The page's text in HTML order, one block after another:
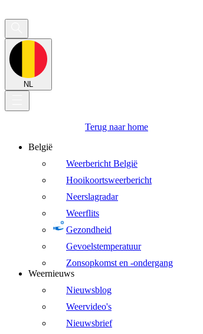
NL
Terug naar home
België
Weerbericht België
Hooikoortsweerbericht
Neerslagradar
Weerflits
Gezondheid
Gevoelstemperatuur
Zonsopkomst en -ondergang
Weernieuws
Nieuwsblog
Weervideo's
Nieuwsbrief